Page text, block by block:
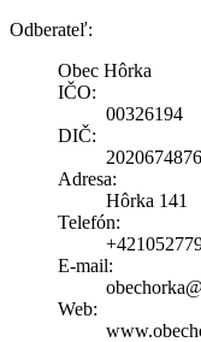
Odberateľ:
Obec Hôrka
IČO:
00326194
DIČ:
2020674876
Adresa:
Hôrka 141
Telefón:
E-mail:
Web: